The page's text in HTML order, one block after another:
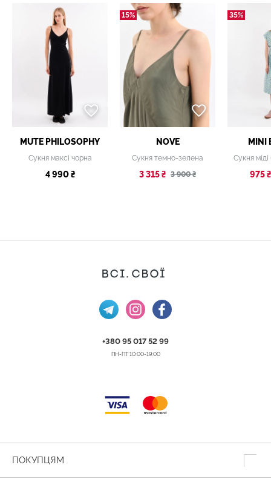
MUTE PHILOSOPHY
Сукня максі чорна
4 990 ₴
15%
NOVE
Сукня темно-зелена
3 315 ₴ 3 900 ₴
35%
MINI
975 ₴
+380 95 017 52 99
ПН-ПТ 10:00-19:00
ПОКУПЦЯМ